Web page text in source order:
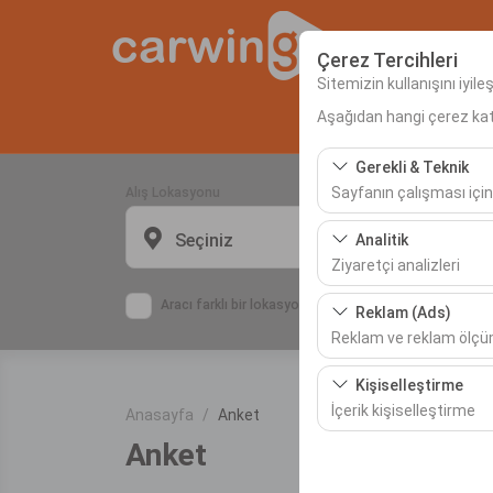
Çerez Tercihleri
Sitemizin kullanışını
Aşağıdan hangi çerez
Gerekli & Teknik
Sayfanın çalışması
Bu çerezler sitenin
bırakılamaz.
Analitik
Ziyaretçi analizleri
Bu çerezler, sitemizin
etmemizi sağlar. Bu
Reklam (Ads)
Reklam ve reklam
Bu çerezler, size ilgi
etkinliğini (gösterim
Kişiselleştirme
İçerik kişiselleştirme
deneyiminizin
Seçiniz
Aracı farklı bir lokasyona bırakacağım
Anasayfa Anket
Anket